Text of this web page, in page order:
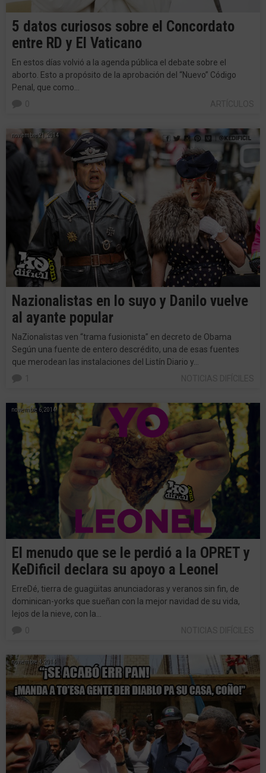
5 datos curiosos sobre el Concordato
entre RD y El Vaticano
En estos días volvió a la agenda pública el debate sobre el
aborto. Esto a propósito de la aprobación del “Nuevo” Código
Penal, que como…
noviembre 21, 2014
Nazionalistas en lo suyo y Danilo vuelve
al ayante popular
NaZionalistas ven “trama fusionista” en decreto de Obama
Según una fuente de entero descrédito, una de esas fuentes
que merodean las instalaciones del Listín Diario y…
noviembre 6, 2014
El menudo que se le perdió a la OPRET y
KeDificil declara su apoyo a Leonel
ErreDé, tierra de guagüitas anunciadoras y veranos sin fin, de
dominican-yorks que sueñan con la mejor navidad de su vida,
lejos de la nieve, con la…
noviembre 4, 2014